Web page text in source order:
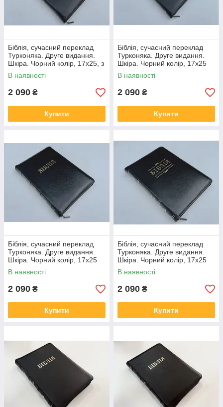
Біблія, сучасний переклад
Турконяка. Друге видання.
Шкіра. Чорний колір, 17х25, з
хрестом
В наявності
2 090 ₴
Купити
Біблія, сучасний переклад
Турконяка. Друге видання.
Шкіра. Чорний колір, 17х25
В наявності
2 090 ₴
Купити
Біблія, сучасний переклад
Турконяка. Друге видання.
Шкіра. Чорний колір, 17х25
В наявності
2 090 ₴
Купити
Біблія, сучасний переклад
Турконяка. Друге видання.
Шкіра. Чорний колір, 17х25
В наявності
2 090 ₴
Купити